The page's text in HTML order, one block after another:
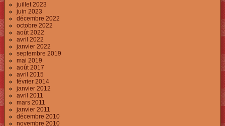
juillet 2023
juin 2023
décembre 2022
octobre 2022
août 2022
avril 2022
janvier 2022
septembre 2019
mai 2019
août 2017
avril 2015
février 2014
janvier 2012
avril 2011
mars 2011
janvier 2011
décembre 2010
novembre 2010